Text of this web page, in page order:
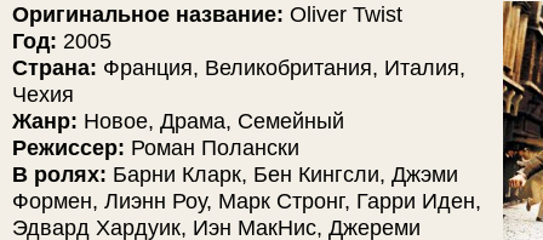
Оригинальное название: Oliver Twist
Год: 2005
Страна: Франция, Великобритания, Италия,
Чехия
Жанр: Новое, Драма, Семейный
Режиссер: Роман Полански
В ролях: Барни Кларк, Бен Кингсли, Джэми
Формен, Лиэнн Роу, Марк Стронг, Гарри Иден,
Эдвард Хардуик, Иэн МакНис, Джереми